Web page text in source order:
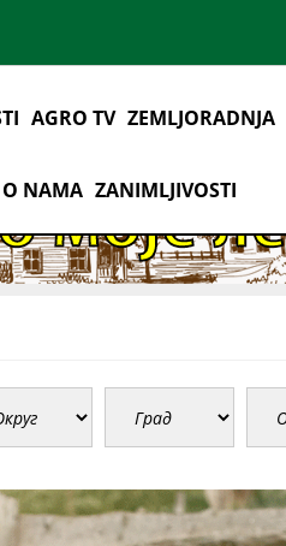
AGRO TV ZEMLJORADNJA
O NAMA ZANIMLJIVOSTI